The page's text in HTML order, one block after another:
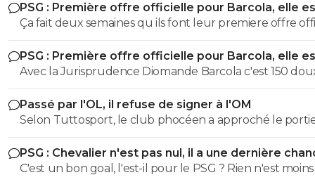
PSG : Première offre officielle pour Barcola, elle
choquante
Ça fait deux semaines qu ils font leur premiere offre
à 115M...
PSG : Première offre officielle pour Barcola, elle
choquante
Avec la Jurisprudence Diomande Barcola c'est 150
minimum je veux RIEN savoir. Ceux qui prétendent le
contraire allez vous faire soigner. Ou alors soyez solides sur
vos appuis niveau argument.
Passé par l'OL, il refuse de signer à l'OM
Selon Tuttosport, le club phocéen a approché le
Leeds ces derniers jours afin de sonder son intérêt
arrivée en Provence., y a pas que des sites pourris, tous
sites de foot relayent cette info.
PSG : Chevalier n'est pas nul, il a une dernière
C'est un bon goal, l'est-il pour le PSG ? Rien n'est